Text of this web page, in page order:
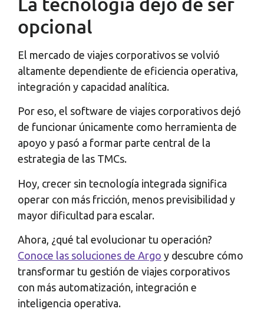
opcional
El mercado de viajes corporativos se volvió
altamente dependiente de eficiencia operativa,
integración y capacidad analítica.
Por eso, el software de viajes corporativos dejó
de funcionar únicamente como herramienta de
apoyo y pasó a formar parte central de la
estrategia de las TMCs.
Hoy, crecer sin tecnología integrada significa
operar con más fricción, menos previsibilidad y
mayor dificultad para escalar.
Ahora, ¿qué tal evolucionar tu operación?
Conoce las soluciones de Argo y descubre cómo
transformar tu gestión de viajes corporativos
con más automatización, integración e
inteligencia operativa.